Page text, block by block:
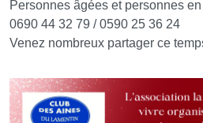
Personnes âgées et personnes
0690 44 32 79 / 0590 25 36 24
Venez nombreux partager ce